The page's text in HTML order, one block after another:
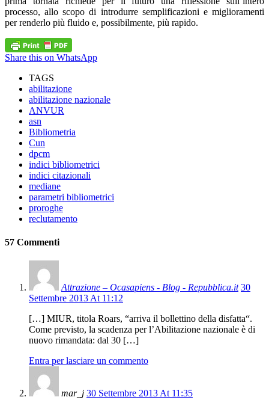
processo, allo scopo di introdurre semplificazioni e miglioramenti
per renderlo più fluido e, possibilmente, più rapido.
Share this on WhatsApp
TAGS
abilitazione
abilitazione nazionale
ANVUR
asn
Bibliometria
Cun
dpcm
indici bibliometrici
indici citazionali
mediane
parametri bibliometrici
proroghe
reclutamento
57 Commenti
Attrazione – Ocasapiens - Blog - Repubblica.it 30
Settembre 2013 At 11:12
[…] MIUR, titola Roars, “arriva il bollettino della disfatta“.
Come previsto, la scadenza per l’Abilitazione nazionale è di
nuovo rimandata: dal 30 […]
Entra per lasciare un commento
mar_j 30 Settembre 2013 At 11:35